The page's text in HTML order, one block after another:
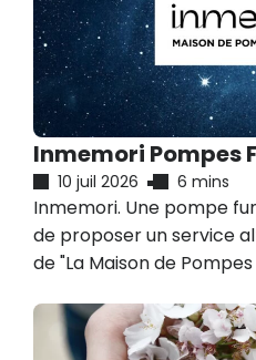
Inmemori Pompes
10 juil 2026 6 mins
Inmemori. Une pompe
de proposer un service
de "La Maison de
approche de
la prise en charge du